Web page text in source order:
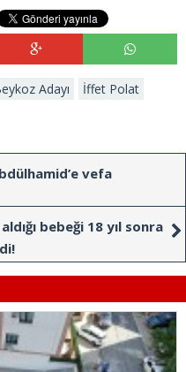
Adayı
İffet Polat
vefa
bebeği 18 yıl sonra